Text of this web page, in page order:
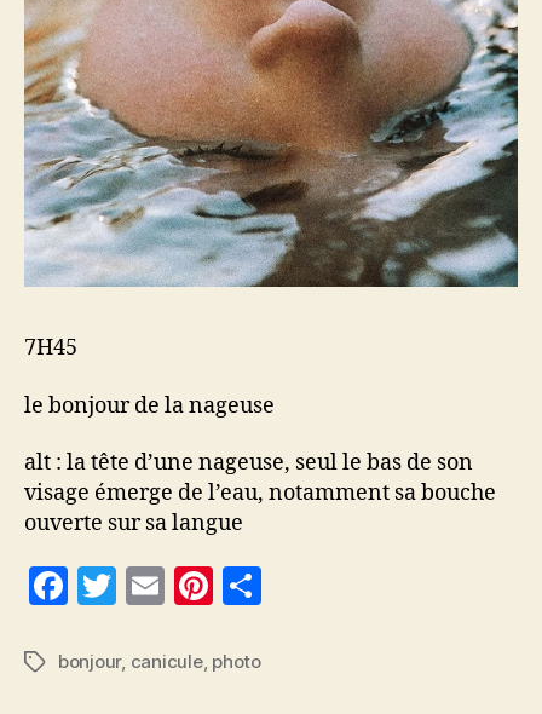
7H45
le bonjour de la nageuse
alt : la tête d’une nageuse, seul le bas de son
visage émerge de l’eau, notamment sa bouche
ouverte sur sa langue
F
c
T
itt
E
ai
Pi
er
Étiquettes
bonjour, canicule, photo